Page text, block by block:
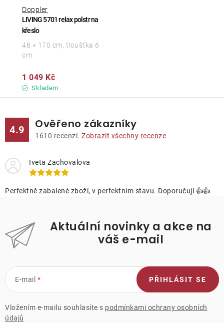
LIVING 5701 relax polstr na
křeslo
Doppler
Skladem
1 049 Kč
48 × 170 cm, tloušťka 6
cm
4.9 Ověřeno zákazníky
1610 recenzí. Zobrazit všechny recenze
Iveta Zachovalova
Perfektně zabalené zboží, v perfektním stavu. Doporučuji 👍👍
Aktuální novinky a akce na
váš e-mail
E-mail
Vložením e-mailu souhlasíte s podmínkami ochrany osobních
údajů
PŘIHLÁSIT SE